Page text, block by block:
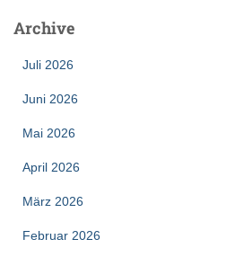
Archive
Juli 2026
Juni 2026
Mai 2026
April 2026
März 2026
Februar 2026